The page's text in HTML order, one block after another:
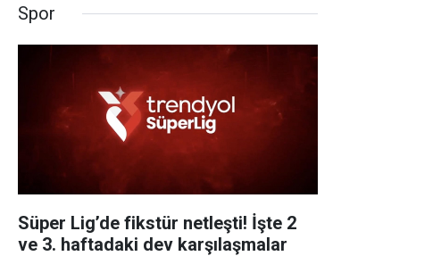
Spor
Süper Lig’de fikstür netleşti! İşte 2
ve 3. haftadaki dev karşılaşmalar